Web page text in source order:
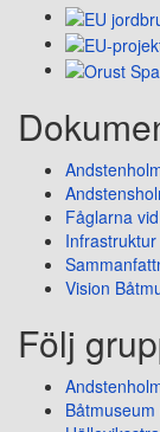
Fåglarna
Vision
Följ